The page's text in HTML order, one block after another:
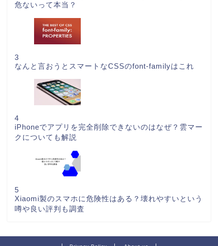
危ないって本当？
3
なんと言おうとスマートなCSSのfont-familyはこれ
4
iPhoneでアプリを完全削除できないのはなぜ？雲マー
クについても解説
5
Xiaomi製のスマホに危険性はある？壊れやすいという
噂や良い評判も調査